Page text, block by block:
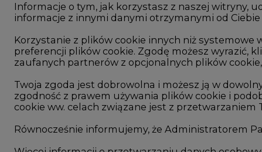
CIRE - kim jesteśmy
Reklamuj się na CIRE
Patronat medialny CIRE
ARE - wydawca portalu CIRE
Zasady korzystania z portalu
Rok 2025 na CIRE
Rok 2024 na CIRE
Rok 2023 na CIRE
Rok 2022 na CIRE
RODO
Komentarze
Informacje o tym, jak korzystasz z naszej witryny,
informacje z innymi danymi otrzymanymi od
Korzystanie z plików cookie innych niż
preferencji plików cookie. Zgodę możesz wyrazić,
zaufanych partnerów z opcjonalnych plików
Twoja zgoda jest dobrowolna i możesz ją w
zgodność z prawem używania plików cookie i
cookie ww. celach związane jest z przetwarzaniem
Równocześnie informujemy, że Administratorem